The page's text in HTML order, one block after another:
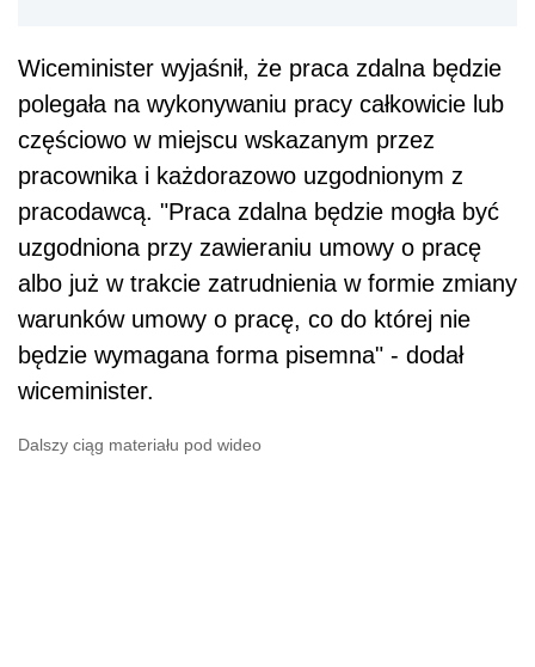
Wiceminister wyjaśnił, że praca zdalna będzie
polegała na wykonywaniu pracy całkowicie lub
częściowo w miejscu wskazanym przez
pracownika i każdorazowo uzgodnionym z
pracodawcą. "Praca zdalna będzie mogła być
uzgodniona przy zawieraniu umowy o pracę
albo już w trakcie zatrudnienia w formie zmiany
warunków umowy o pracę, co do której nie
będzie wymagana forma pisemna" - dodał
wiceminister.
Dalszy ciąg materiału pod wideo